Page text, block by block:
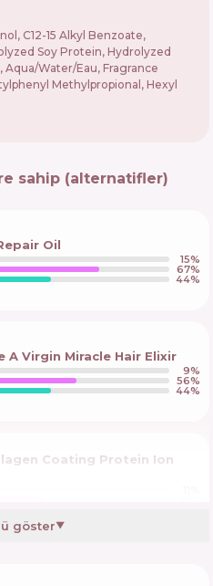
C12-15 Alkyl Benzoate,
Soy Protein, Hydrolyzed
Water/Eau, Fragrance
Methylpropional, Hexyl
sahip (alternatifler)
Oil
15%
67%
44%
A Virgin Miracle Hair Elixir
9%
56%
44%
Coating Protein Ion
göster▼